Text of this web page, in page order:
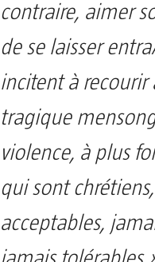
contraire, aimer
de se laisser
incitent à recourir
tragique
violence, à plus
qui sont
acceptables,